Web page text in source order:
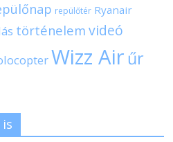
repülőtér Ryanair
történelem videó
Wizz Air űr